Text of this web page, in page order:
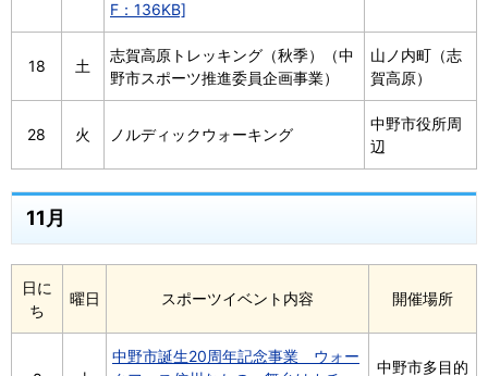
F：136KB]
18 土
志賀高原トレッキング（秋季）（中
野市スポーツ推進委員企画事業）
山ノ内町（志
賀高原）
28 火 ノルディックウォーキング
中野市役所周
辺
11月
日に
ち
曜日 スポーツイベント内容 開催場所
中野市誕生20周年記念事業 ウォー
中野市多目的